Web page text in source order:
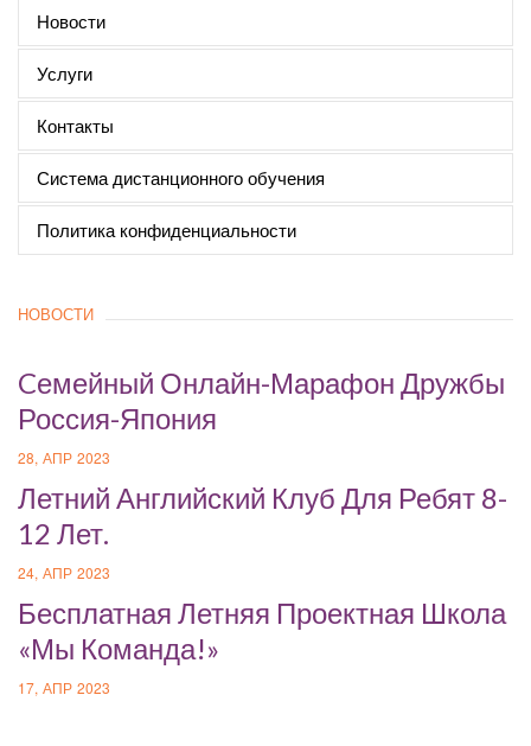
Новости
Услуги
Контакты
Система дистанционного обучения
Политика конфиденциальности
НОВОСТИ
Cемейный Онлайн-Марафон Дружбы
Россия-Япония
28, АПР 2023
Летний Английский Клуб Для Ребят 8-
12 Лет.
24, АПР 2023
Бесплатная Летняя Проектная Школа
«Мы Команда!»
17, АПР 2023